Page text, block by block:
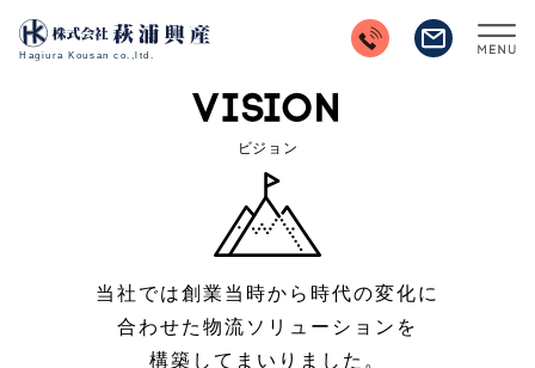
VISION
ビジョン
当社では創業当時から時代の変化に
合わせた 物流ソリューションを
構築してまいりました。